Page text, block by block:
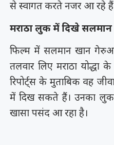
से स्वागत करते नजर आ रहे
मराठा लुक में दिखे सलमान
फिल्म में सलमान खान
तलवार लिए मराठा
रिपोर्ट्स के मुताबिक वह
में दिख सकते हैं। उनका लुक
खासा पसंद आ रहा है।